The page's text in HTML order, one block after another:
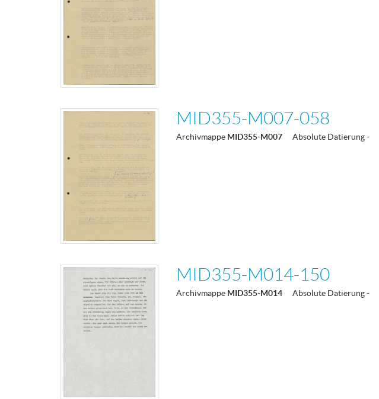
MID355-M007-058
Archivmappe MID355-M007 Absolute Datierung-
MID355-M014-150
Archivmappe MID355-M014 Absolute Datierung-